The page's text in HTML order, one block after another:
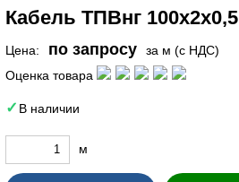
Кабель ТПВнг 100х2х0,5
Цена: по запросу
за м (с НДС)
Оценка товара
В наличии
м